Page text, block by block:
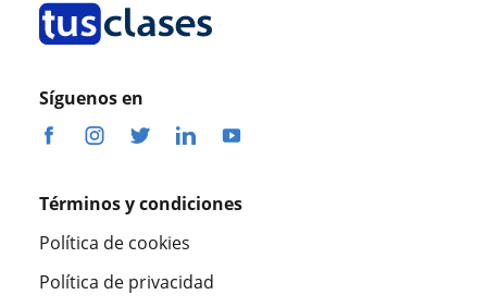
Síguenos en
Términos y condiciones
Política de cookies
Política de privacidad